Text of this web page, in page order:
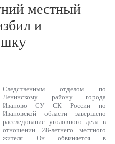
местный
и
Следственным отделом по
Ленинскому району города
Иваново СУ СК России по
Ивановской области завершено
расследование уголовного дела в
отношении 28-летнего местного
жителя. Он обвиняется в